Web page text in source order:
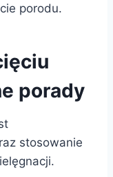
porodu.
porady
stosowanie